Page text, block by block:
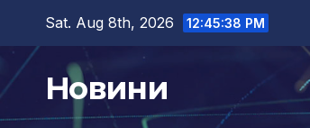
content
Sat. Aug 8th, 2026 12:45:39 PM
Новини